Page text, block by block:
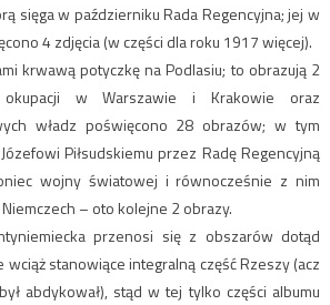
sięga w październiku Rada Regencyjna; jej w
4 zdjęcia (w części dla roku 1917 więcej).
krwawą potyczkę na Podlasiu; to obrazują 2
okupacji w Warszawie i Krakowie oraz
władz poświęcono 28 obrazów; w tym
Piłsudskiemu przez Radę Regencyjną
wojny światowej i równocześnie z nim
– oto kolejne 2 obrazy.
przenosi się z obszarów dotąd
stanowiące integralną część Rzeszy (acz
abdykował), stąd w tej tylko części albumu